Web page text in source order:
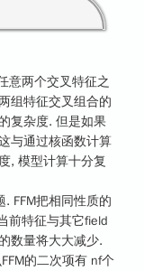
意两个交叉特征之
组特征交叉组合的
复杂度. 但是如果
与通过核函数计算
, 模型计算十分复
. FFM把相同性质的
前特征与其它field
数量将大大减少.
的二次项有 nf个